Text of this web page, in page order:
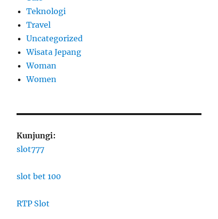
Teknologi
Travel
Uncategorized
Wisata Jepang
Woman
Women
Kunjungi:
slot777
slot bet 100
RTP Slot